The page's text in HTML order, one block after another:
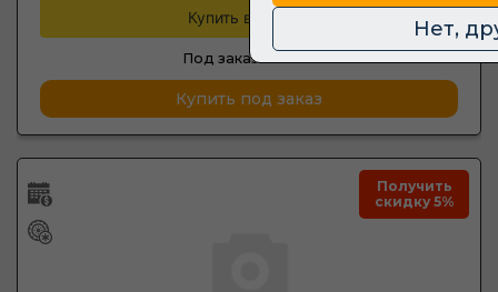
Купить в кредит
Под заказ —
Купить под заказ
Получить
скидку 5%
Нет,